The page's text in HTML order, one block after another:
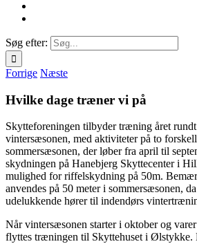
Søg efter:
Forrige Næste
Hvilke dage træner vi på
Skytteforeningen tilbyder træning året
vintersæsonen, med aktiviteter på to
sommersæsonen, der løber fra april til
skydningen på Hanebjerg Skyttecenter i
mulighed for riffelskydning på 50m.
anvendes på 50 meter i sommersæsonen,
udelukkende hører til indendørs
Når vintersæsonen starter i oktober og
flyttes træningen til Skyttehuset i Ølstykke.